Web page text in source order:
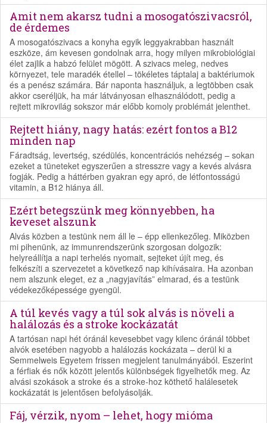
Amit nem akarsz tudni a mosogatószivacsról,
de érdemes
A mosogatószivacs a konyha egyik leggyakrabban használt
eszköze, ám kevesen gondolnak arra, hogy milyen mikrobiológiai
élet zajlik a habzó felület mögött. A szivacs meleg, nedves
környezet, tele maradék étellel – tökéletes táptalaj a baktériumok
és a penész számára. Bár naponta használjuk, a legtöbben csak
akkor cseréljük, ha már látványosan elhasználódott, pedig a
rejtett mikrovilág sokszor már előbb komoly problémát jelenthet.
Rejtett hiány, nagy hatás: ezért fontos a B12
minden nap
Fáradtság, levertség, szédülés, koncentrációs nehézség – sokan
ezeket a tüneteket egyszerűen a stresszre vagy a kevés alvásra
fogják. Pedig a háttérben gyakran egy apró, de létfontosságú
vitamin, a B12 hiánya áll.
Ezért betegszünk meg könnyebben, ha
keveset alszunk
Alvás közben a testünk nem áll le – épp ellenkezőleg. Miközben
mi pihenünk, az immunrendszerünk szorgosan dolgozik:
helyreállítja a napi terhelés nyomait, sejteket újít meg, és
felkészíti a szervezetet a következő nap kihívásaira. Ha azonban
nem alszunk eleget, ez a „nagyjavítás” elmarad, és a testünk
védekezőképessége gyengül.
A túl kevés vagy a túl sok alvás is növeli a
halálozás és a stroke kockázatát
A tartósan napi hét óránál kevesebbet vagy kilenc óránál többet
alvók esetében nagyobb a halálozás kockázata – derül ki a
Semmelweis Egyetem frissen megjelent tanulmányából. Eszerint
a férfiak és nők között jelentős különbségek figyelhetők meg. Az
alvási szokások a stroke és a stroke-hoz köthető halálesetek
kockázatát is jelentősen befolyásolják.
Fáj, vérzik, nyom – lehet, hogy mióma